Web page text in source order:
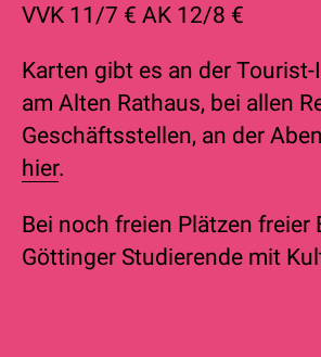
VVK 11/7 € AK 12/8 €
Karten gibt es an der
am Alten Rathaus, bei allen
Geschäftsstellen, an der
hier.
Bei noch freien Plätzen freier
Göttinger Studierende mit